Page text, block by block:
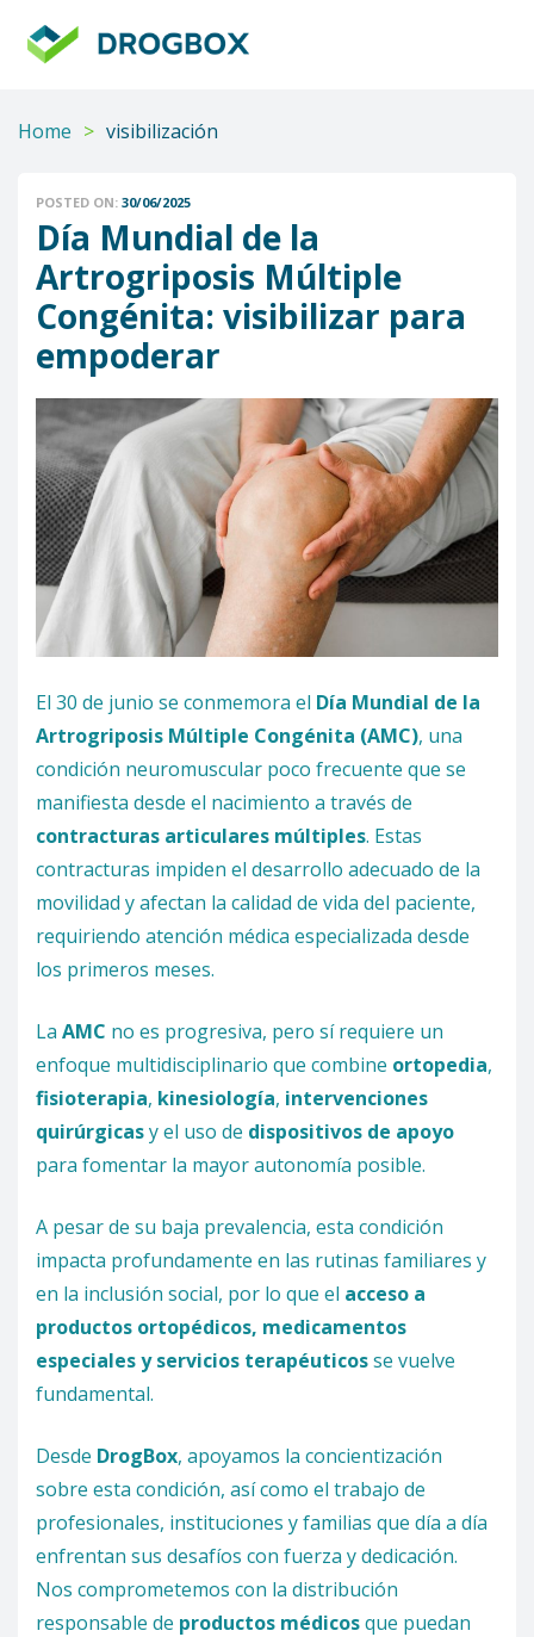
Home > visibilización
POSTED ON: 30/06/2025
Día Mundial de la
Artrogriposis Múltiple
Congénita: visibilizar para
empoderar
El 30 de junio se conmemora el Día Mundial de la
Artrogriposis Múltiple Congénita (AMC), una
condición neuromuscular poco frecuente que se
manifiesta desde el nacimiento a través de
contracturas articulares múltiples. Estas
contracturas impiden el desarrollo adecuado de la
movilidad y afectan la calidad de vida del paciente,
requiriendo atención médica especializada desde
los primeros meses.
La AMC no es progresiva, pero sí requiere un
enfoque multidisciplinario que combine ortopedia,
fisioterapia, kinesiología, intervenciones
quirúrgicasy el uso de dispositivos de apoyo
para fomentar la mayor autonomía posible.
A pesar de su baja prevalencia, esta condición
impacta profundamente en las rutinas familiares y
en la inclusión social, por lo que el acceso a
productos ortopédicos, medicamentos
especiales y servicios terapéuticosse vuelve
fundamental.
Desde DrogBox, apoyamos la concientización
sobre esta condición, así como el trabajo de
profesionales, instituciones y familias que día a día
enfrentan sus desafíos con fuerza y dedicación.
Nos comprometemos con la distribución
responsable de productos médicosque puedan